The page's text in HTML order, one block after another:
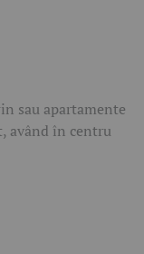
sau apartamente
având în centru